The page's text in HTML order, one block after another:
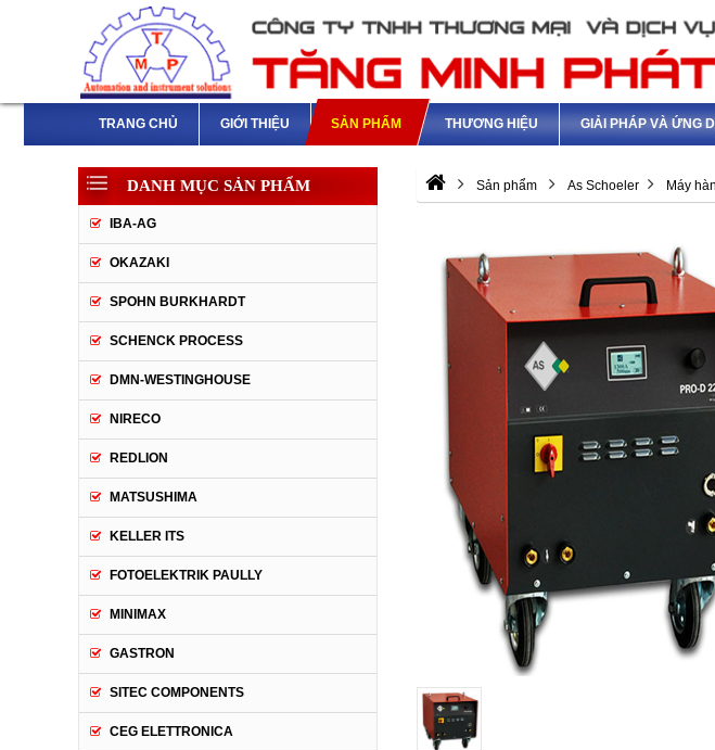
TRANG CHỦ GIỚI THIỆU SẢN PHẨM THƯƠNG HIỆU GIẢI PHÁP VÀ ỨNG
Sản phẩm As Schoeler Máy
DANH MỤC SẢN PHẨM
IBA-AG
OKAZAKI
SPOHN BURKHARDT
SCHENCK PROCESS
DMN-WESTINGHOUSE
NIRECO
REDLION
MATSUSHIMA
KELLER ITS
FOTOELEKTRIK PAULLY
MINIMAX
GASTRON
SITEC COMPONENTS
CEG ELETTRONICA